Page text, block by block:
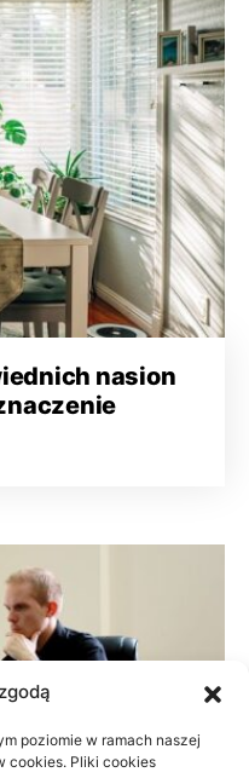
poziomie w ramach naszej
cookies. Pliki cookies
nasion